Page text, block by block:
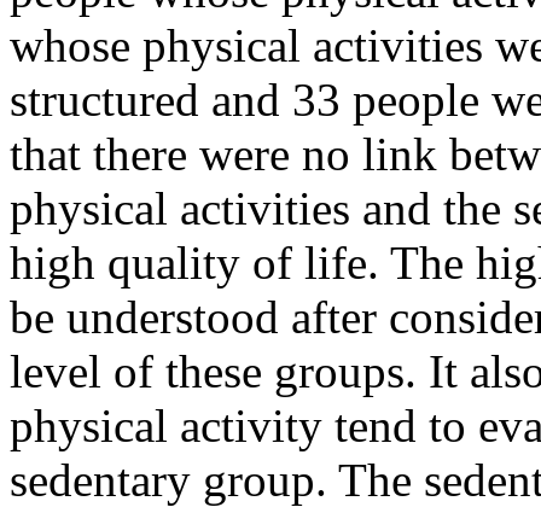
whose physical activities
structured and 33 people
that there were no link
physical activities and the
high quality of life. The
be understood after
level of these groups. It
physical activity tend to
sedentary group. The